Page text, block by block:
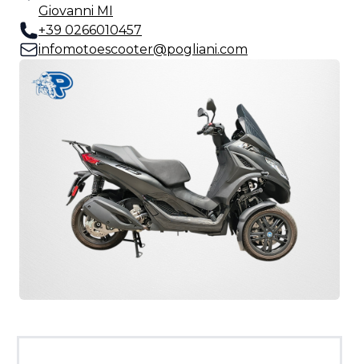
Giovanni MI
+39 0266010457
infomotoescooter@pogliani.com